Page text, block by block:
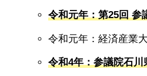
令和元年：第25回 参
令和元年：経済産業
令和4年：参議院石